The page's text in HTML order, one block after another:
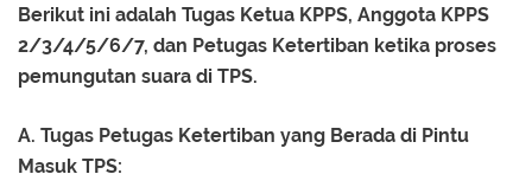
Berikut ini adalah Tugas Ketua KPPS, Anggota KPPS
2/3/4/5/6/7, dan Petugas Ketertiban ketika proses
pemungutan suara di TPS.
A. Tugas Petugas Ketertiban yang Berada di Pintu
Masuk TPS: